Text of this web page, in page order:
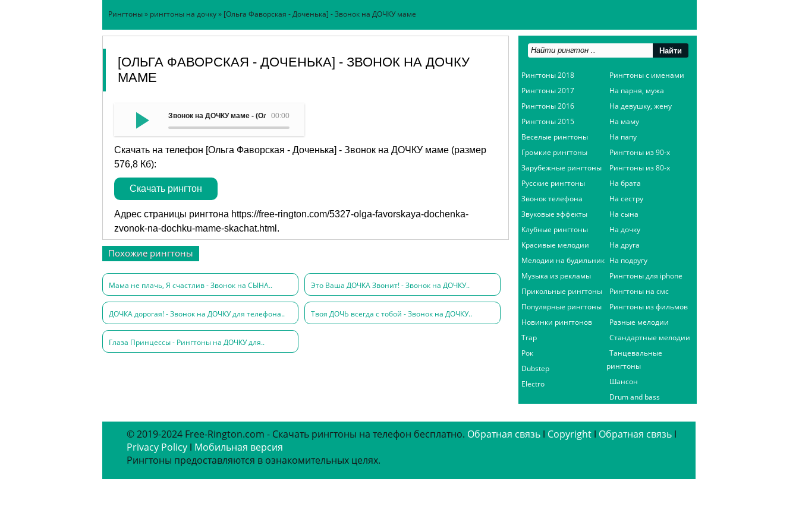
Рингтоны» рингтоны на дочку» [Ольга Фаворская - Доченька] - Звонок на ДОЧКУ маме
[ОЛЬГА ФАВОРСКАЯ - ДОЧЕНЬКА] - ЗВОНОК НА ДОЧКУ
МАМЕ
00:00
Звонок на ДОЧКУ маме - (Ольга Фаворская - Доченька)
Скачать на телефон [Ольга Фаворская - Доченька] - Звонок на ДОЧКУ маме (размер
576,8 Кб):
Скачать рингтон
Адрес страницы рингтона https://free-rington.com/5327-olga-favorskaya-dochenka-
zvonok-na-dochku-mame-skachat.html .
Похожие рингтоны
Мама не плачь, Я счастлив - Звонок на СЫНА.. Это Ваша ДОЧКА Звонит! - Звонок на ДОЧКУ..
ДОЧКА дорогая! - Звонок на ДОЧКУ для телефона.. Твоя ДОЧЬ всегда с тобой - Звонок на ДОЧКУ..
Глаза Принцессы - Рингтоны на ДОЧКУ для..
Рингтоны 2018
Рингтоны 2017
Рингтоны 2016
Рингтоны 2015
Веселые рингтоны
Громкие рингтоны
Зарубежные рингтоны
Русские рингтоны
Звонок телефона
Звуковые эффекты
Клубные рингтоны
Красивые мелодии
Мелодии на будильник
Музыка из рекламы
Прикольные рингтоны
Популярные рингтоны
Новинки рингтонов
Trap
Рок
Dubstep
Electro
Рингтоны с именами
На парня, мужа
На девушку, жену
На маму
На папу
Рингтоны из 90-х
Рингтоны из 80-х
На брата
На сестру
На сына
На дочку
На друга
На подругу
Рингтоны для iphone
Рингтоны на смс
Рингтоны из фильмов
Разные мелодии
Стандартные мелодии
Танцевальные
рингтоны
Шансон
Drum and bass
© 2019-2024 Free-Rington.com - Скачать рингтоны на телефон бесплатно. Обратная связь ǀ Copyright ǀ Обратная связь ǀ
Privacy Policy ǀ Мобильная версия
Рингтоны предоставляются в ознакомительных целях.